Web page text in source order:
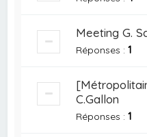
Meeting G.
Réponses :1
C.Gallon
Réponses :1